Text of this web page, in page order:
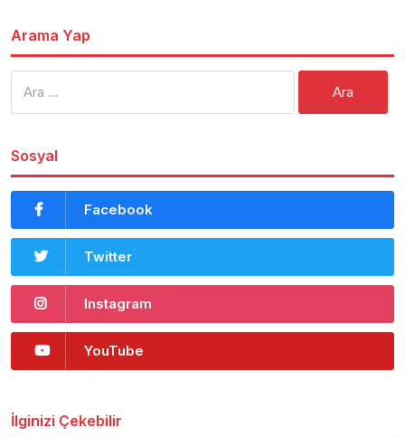
Arama Yap
Sosyal
Facebook
Twitter
Instagram
YouTube
İlginizi Çekebilir